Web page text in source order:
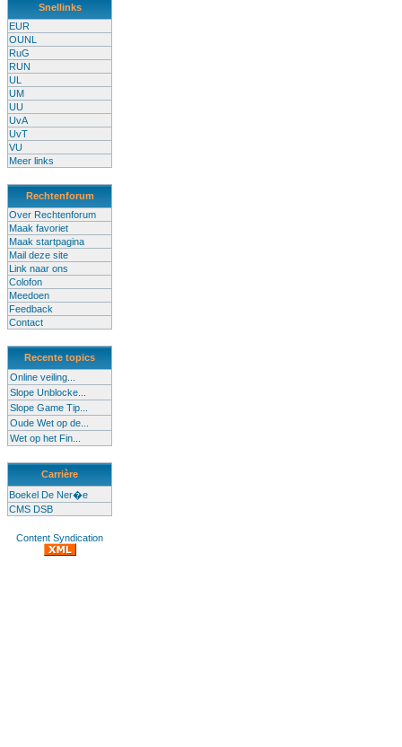
Snellinks
EUR
OUNL
RuG
RUN
UL
UM
UU
UvA
UvT
VU
Meer links
Rechtenforum
Over Rechtenforum
Maak favoriet
Maak startpagina
Mail deze site
Link naar ons
Colofon
Meedoen
Feedback
Contact
Recente topics
Online veiling...
Slope Unblocke...
Slope Game Tip...
Oude Wet op de...
Wet op het Fin...
Carrière
Boekel De Ner�e
CMS DSB
Content Syndication